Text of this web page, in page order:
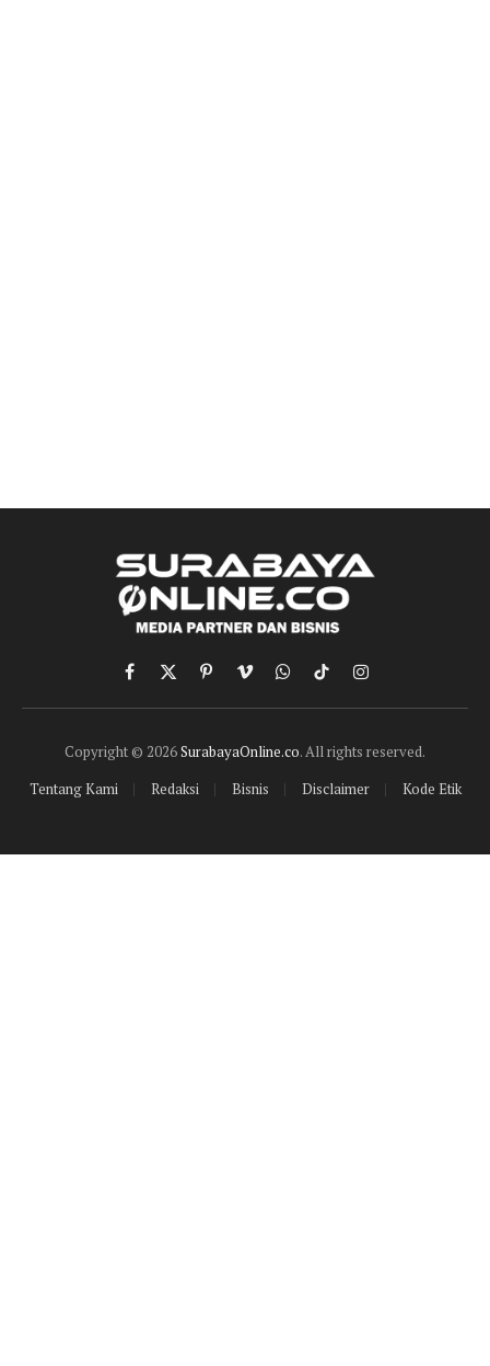
Facebook
X
(Twitter)
PinterestVimeoWhatsApp
TikTokInstagram
Copyright © 2026SurabayaOnline.co. All rights reserved.
Tentang Kami
Redaksi Bisnis Disclaimer Kode Etik